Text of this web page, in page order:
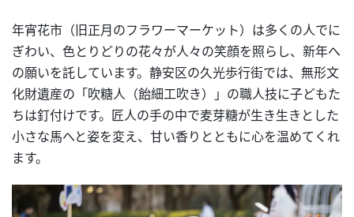
年宵花市（旧正月のフラワーマーケット）は多くの人でに
ぎわい、色とりどりの花々が人々の笑顔を照らし、新年へ
の願いを託しています。静安区の久光歩行街では、無形文
化財遺産の「吹糖人（飴細工吹き）」の職人技に子どもた
ちは釘付けです。匠人の手の中で麦芽糖が生き生きとした
小さな馬へと姿を変え、甘い香りとともに心を温めてくれ
ます。